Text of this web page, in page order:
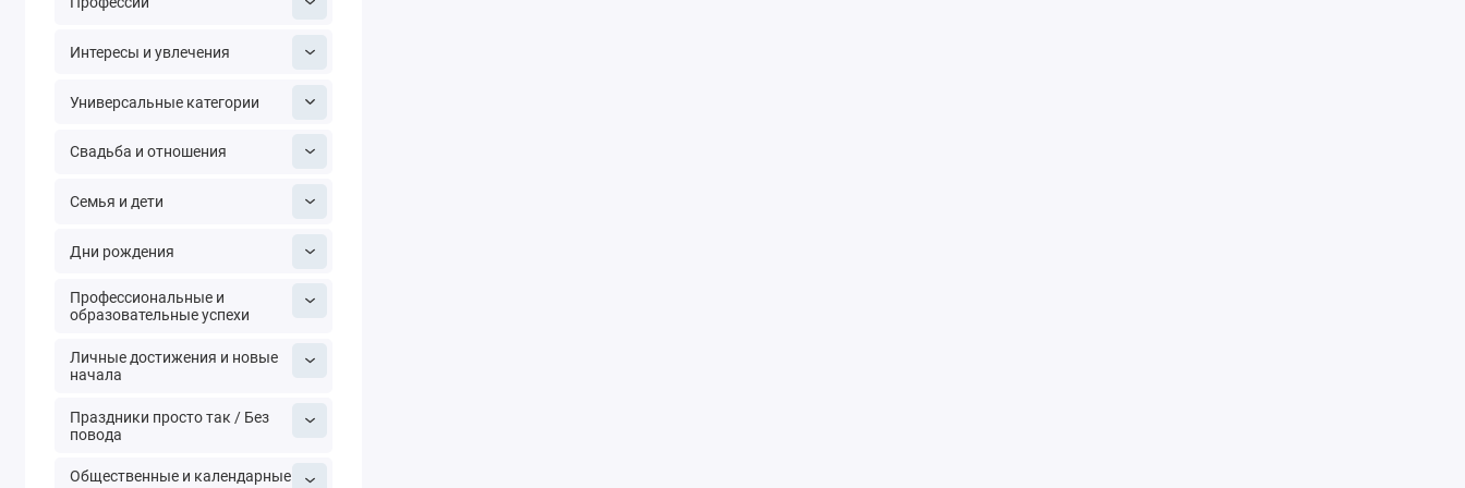
Интересы и увлечения
Универсальные категории
Свадьба и отношения
Семья и дети
Дни рождения
Профессиональные и
образовательные успехи
Личные достижения и новые
начала
Праздники просто так / Без
повода
Общественные и календарные